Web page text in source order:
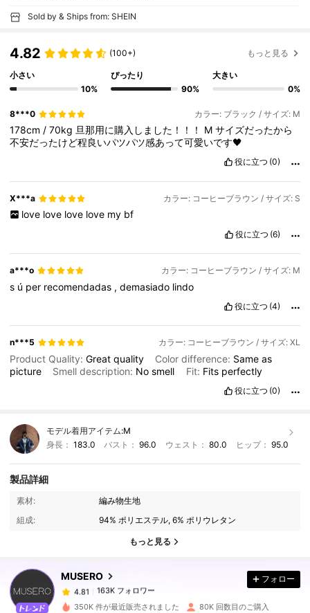
Sold by & Ships from: SHEIN
4.82 (100+) もっと見る
小さい
10%
ぴったり
90%
大きい
0%
8***0 カラー: ブラック / サイズ: M
178cm /70kg 旦那用に購入しました！！！ Mサイズだったから
不安だったけど程良いパツパツ感あって可愛いです🖤
役に立つ (0)
X***a カラー: コーヒーブラウン / サイズ: S
love love love love my bf
役に立つ (6)
a***o カラー: コーヒーブラウン / サイズ: M
s ú per recomendadas ,demasiado lindo
役に立つ (4)
n***5 カラー: コーヒーブラウン / サイズ: XL
Product Quality:Greatquality Color difference: Sameas
picture
Smell description: Nosmell Fit: Fits perfectly
役に立つ (0)
モデル着用アイテム:M
身長： 183.0 バスト：96.0 ウェスト： 80.0 ヒップ： 95.0
製品詳細
素材:
編み物生地
組成:
94% ポリエステル, 6% ポリウレタン
もっと見る
MUSERO
163K フォロワー
163K フォロワー
4.81
163K フォロワー
r***t
は1日前に購入しました
フォロー
350K 件が最近販売されました 80K 回数目のご購入